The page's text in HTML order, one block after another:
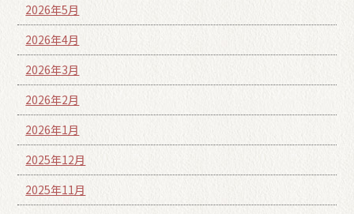
2026年5月
2026年4月
2026年3月
2026年2月
2026年1月
2025年12月
2025年11月